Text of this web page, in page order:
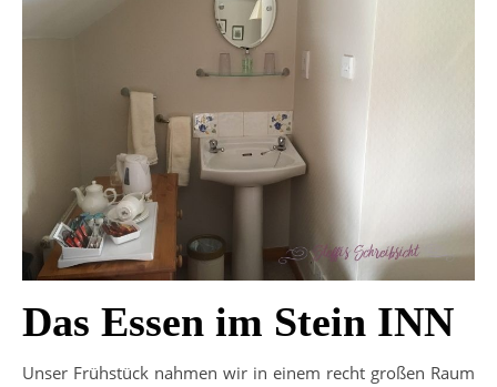
Das Essen im Stein INN
Unser Frühstück nahmen wir in einem recht großen Raum